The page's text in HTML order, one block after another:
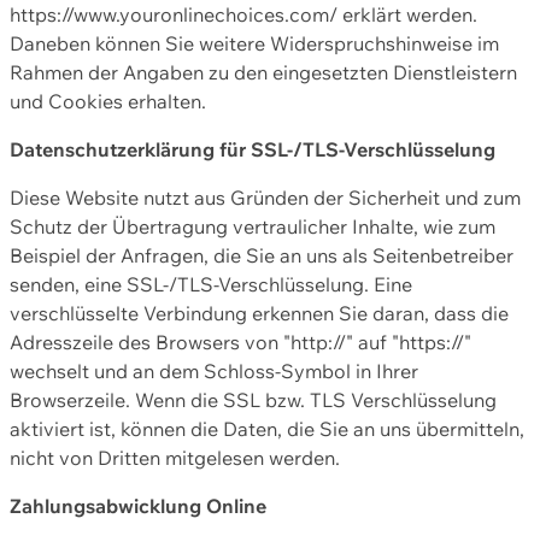
https://www.youronlinechoices.com/ erklärt werden.
Daneben können Sie weitere Widerspruchshinweise im
Rahmen der Angaben zu den eingesetzten Dienstleistern
und Cookies erhalten.
Datenschutzerklärung für SSL-/TLS-Verschlüsselung
Diese Website nutzt aus Gründen der Sicherheit und zum
Schutz der Übertragung vertraulicher Inhalte, wie zum
Beispiel der Anfragen, die Sie an uns als Seitenbetreiber
senden, eine SSL-/TLS-Verschlüsselung. Eine
verschlüsselte Verbindung erkennen Sie daran, dass die
Adresszeile des Browsers von "http://" auf "https://"
wechselt und an dem Schloss-Symbol in Ihrer
Browserzeile. Wenn die SSL bzw. TLS Verschlüsselung
aktiviert ist, können die Daten, die Sie an uns übermitteln,
nicht von Dritten mitgelesen werden.
Zahlungsabwicklung Online